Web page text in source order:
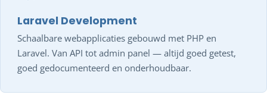
Laravel Development
Schaalbare webapplicaties gebouwd met PHP en
Laravel. Van API tot admin panel — altijd goed getest,
goed gedocumenteerd en onderhoudbaar.